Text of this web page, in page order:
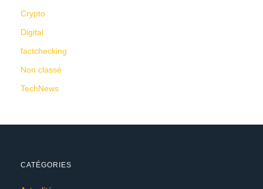
Crypto
Digital
factchecking
Non classé
TechNews
CATÉGORIES